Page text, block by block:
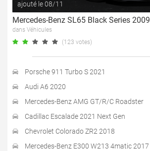
ajouté le 08/11
Mercedes-Benz SL65 Black Series 2009
dans Véhicules
(123 votes)
Porsche 911 Turbo S 2021
Audi A6 2020
Mercedes-Benz AMG GT/R/C Roadster
Cadillac Escalade 2021 Next Gen
Chevrolet Colorado ZR2 2018
Mercedes-Benz E300 W213 4matic 2017